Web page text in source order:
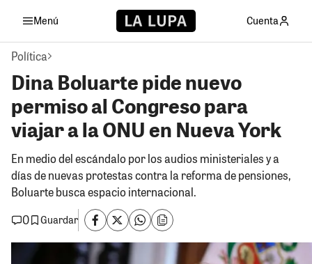
Menú Cuenta
Política
Dina Boluarte pide nuevo
permiso al Congreso para
viajar a la ONU en Nueva York
En medio del escándalo por los audios ministeriales y a
días de nuevas protestas contra la reforma de pensiones,
Boluarte busca espacio internacional.
0
Guardar